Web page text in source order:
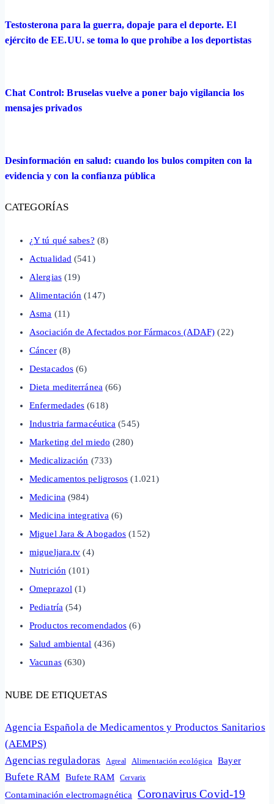
Testosterona para la guerra, dopaje para el deporte. El
ejército de EE.UU. se toma lo que prohíbe a los deportistas
Chat Control: Bruselas vuelve a poner bajo vigilancia los
mensajes privados
Desinformación en salud: cuando los bulos compiten con la
evidencia y con la confianza pública
CATEGORÍAS
¿Y tú qué sabes? (8)
Actualidad (541)
Alergias(19)
Alimentación (147)
Asma (11)
Asociación de Afectados por Fármacos (ADAF) (22)
Cáncer(8)
Destacados (6)
Dieta mediterránea (66)
Enfermedades (618)
Industria farmacéutica (545)
Marketing del miedo (280)
Medicalización (733)
Medicamentos peligrosos (1.021)
Medicina (984)
Medicina integrativa (6)
Miguel Jara & Abogados (152)
migueljara.tv (4)
Nutrición (101)
Omeprazol (1)
Pediatría (54)
Productos recomendados (6)
Salud ambiental (436)
Vacunas(630)
NUBE DE ETIQUETAS
Agencia Española de Medicamentos y Productos Sanitarios
(AEMPS)
Agencias reguladoras
Agreal Alimentación ecológica Bayer
Bufete RAM Bufete RAM Cervarix
Contaminación electromagnética Coronavirus Covid-19